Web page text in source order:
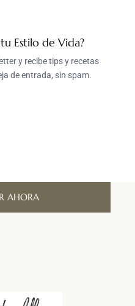
Estilo de Vida?
y recibe tips y recetas
de entrada, sin spam.
AHORA